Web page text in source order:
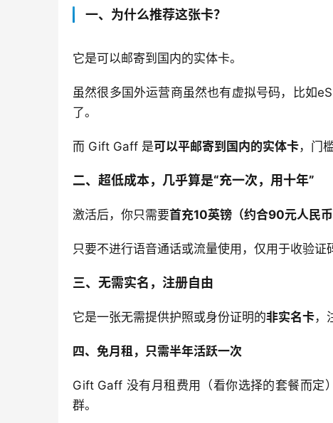
一、为什么推荐这张卡？
它是可以邮寄到国内的实体卡。
虽然很多国外运营商虽然也有虚拟号码，比如
了。
而 Gift Gaff 是可以平邮寄到国内的实体卡，门
二、超低成本，几乎算是“充一次，用十年”
激活后，你只需要首充10英镑（约合90元人民币
只要不进行语音通话或流量使用，仅用于收验证
三、无需实名，注册自由
它是一张无需提供护照或身份证明的非实名卡，
四、免月租，只需半年活跃一次
Gift Gaff 没有月租费用（看你选择的套餐而定
群。